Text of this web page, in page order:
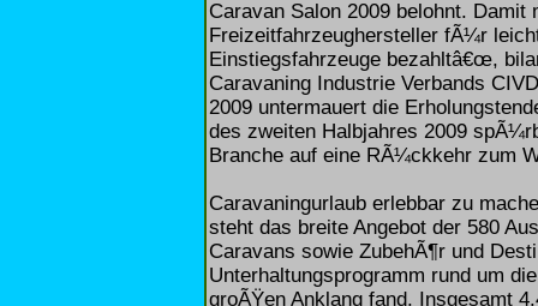
Caravan Salon 2009 belohnt.
Freizeitfahrzeughersteller fÃ¼r
Einstiegsfahrzeuge bezahltâ€œ,
Caravaning Industrie Verbands
2009 untermauert die
des zweiten Halbjahres 2009
Branche auf eine RÃ¼ckkehr zum
Caravaningurlaub erlebbar zu
steht das breite Angebot der 580
Caravans sowie ZubehÃ¶r und
Unterhaltungsprogramm rund um
groÃŸen Anklang fand. Insgesamt